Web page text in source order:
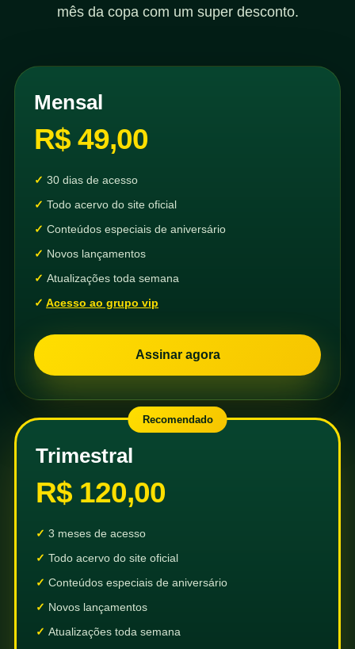
mês da copa com um super desconto.
Mensal
R$ 49,00
30 dias de acesso
Todo acervo do site oficial
Conteúdos especiais de aniversário
Novos lançamentos
Atualizações toda semana
Acesso ao grupo vip
Assinar agora
Recomendado
Trimestral
R$ 120,00
3 meses de acesso
Todo acervo do site oficial
Conteúdos especiais de aniversário
Novos lançamentos
Atualizações toda semana